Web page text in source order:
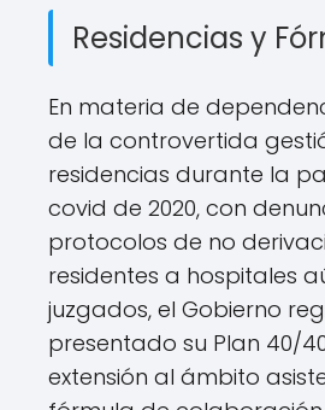
Residencias y
En materia de
de la controvertida
residencias durante la
covid de 2020, con
protocolos de no
residentes a hospitales
juzgados, el Gobierno
presentado su Plan 40/
extensión al ámbito